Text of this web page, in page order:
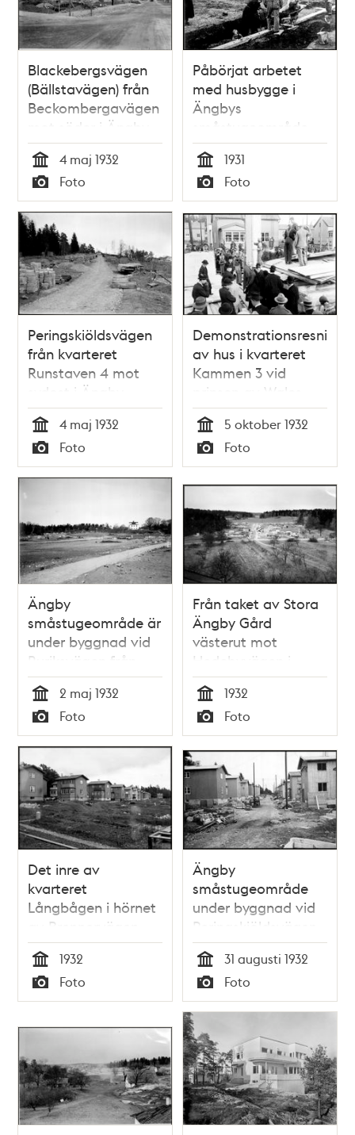
Blackebergsvägen
(Bällstavägen) från
Beckombergavägen
mot söder i Ängby
småstugeområde
som är under
byggnad
Tid
4 maj 1932
Typ
Foto
Påbörjat arbetet
med husbygge i
Ängbys
småstugeområde
Tid
1931
Typ
Foto
Peringskiöldsvägen
från kvarteret
Runstaven 4 mot
sydost i Ängby
småstugeområde
som är under
byggnad
Tid
4 maj 1932
Typ
Foto
Demonstrationsresning
av hus i kvarteret
Kammen 3 vid
prinsen av Wales
besök i Ängby
småstugeområde
Tid
5 oktober 1932
Typ
Foto
Ängby
småstugeområde är
under byggnad vid
Ruriksvägen från
Ängbyvägen mot
norr och Stora
Ängby gård
Tid
2 maj 1932
Typ
Foto
Från taket av Stora
Ängby Gård
västerut mot
Hedebyvägen i
Ängby
småstugeområde
som är under
byggnad
Tid
1932
Typ
Foto
Det inre av
kvarteret
Långbågen i hörnet
av Brennervägen
och
Beckombergavägen
i Ängby
småstugeområde
Tid
1932
Typ
Foto
Ängby
småstugeområde
under byggnad vid
Peringskiöldsvägen,
från kvarteret
Runstaven 4 mot
sydost
Tid
31 augusti 1932
Typ
Foto